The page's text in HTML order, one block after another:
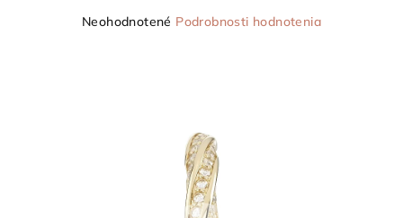
Priemerné
Neohodnotené Podrobnosti hodnotenia